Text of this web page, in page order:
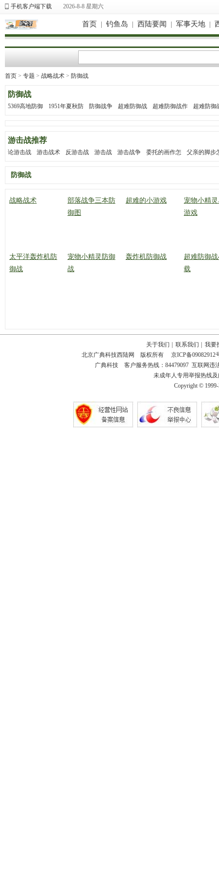
手机客户端下载 2026-8-8 星期六
首页 | 钓鱼岛 | 西陆要闻 | 军事天地 |
首页 > 专题 > 战略战术 > 防御战
防御战
5369高地防御 1951年夏秋防 防御战争 超难防御战 超难防御战作 超难防御
游击战推荐
论游击战 游击战术 反游击战 游击战 游击战争 委托的画作怎 父亲的脚步
防御战
战略战术
部落战争三本防
御图
超难的小游戏
宠物小精
游戏
太平洋轰炸机防
御战
宠物小精灵防御
战
轰炸机防御战
超难防御战
载
关于我们 联系我们
我要
北京广典科技西陆网 版权所有
京ICP备09082912
广典科技 客户服务热线：84479097 互联网违
未成年人专用举报热线
Copyright ©